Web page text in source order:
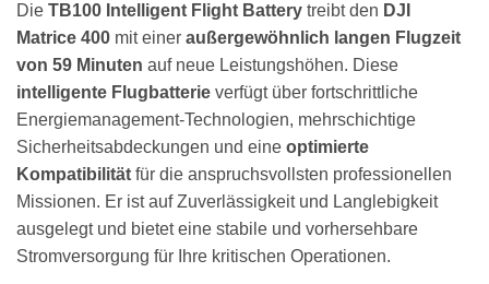
Die TB100 Intelligent Flight Battery treibt den DJI
Matrice 400 mit einer außergewöhnlich langen Flugzeit
von 59 Minuten auf neue Leistungshöhen. Diese
intelligente Flugbatterie verfügt über fortschrittliche
Energiemanagement-Technologien, mehrschichtige
Sicherheitsabdeckungen und eine optimierte
Kompatibilität für die anspruchsvollsten professionellen
Missionen. Er ist auf Zuverlässigkeit und Langlebigkeit
ausgelegt und bietet eine stabile und vorhersehbare
Stromversorgung für Ihre kritischen Operationen.